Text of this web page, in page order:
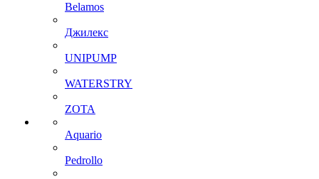
Belamos
Джилекс
UNIPUMP
WATERSTRY
ZOTA
Aquario
Pedrollo